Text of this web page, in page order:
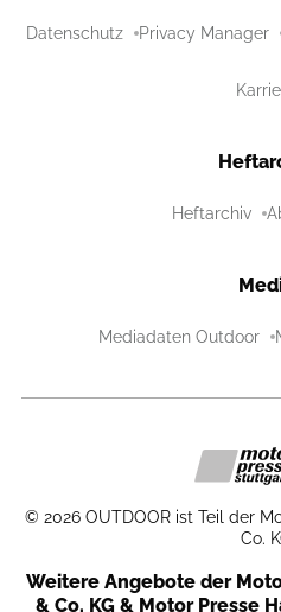
Datenschutz Privacy Manager
Heftarchiv
Mediadaten Outdoor
© 2026 OUTDOOR ist Teil der
Co.
Weitere Angebote der
& Co. KG & Motor Presse